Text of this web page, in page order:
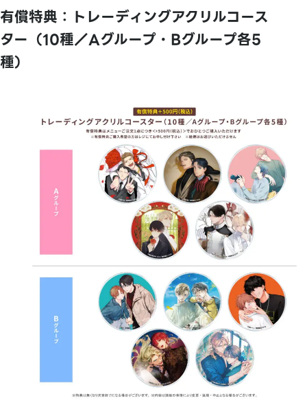
有償特典：トレーディングアクリルコース
ター（10種／Aグループ・Bグループ各5
種）